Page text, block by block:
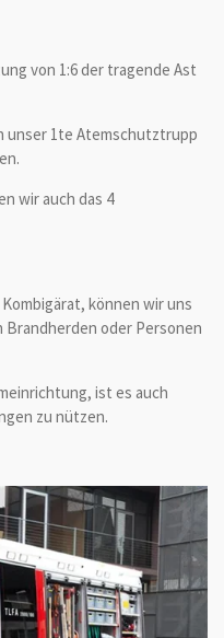
von 1:6 der tragende Ast
unser 1te Atemschutztrupp
wir auch das 4
können wir uns
Brandherden oder Personen
ist es auch
zu nützen.